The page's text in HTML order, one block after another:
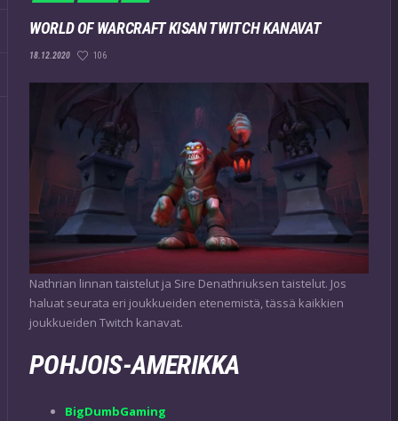
WORLD OF WARCRAFT KISAN TWITCH KANAVAT
18.12.2020 106
Nathrian linnan taistelut ja Sire Denathriuksen taistelut. Jos
haluat seurata eri joukkueiden etenemistä, tässä kaikkien
joukkueiden Twitch kanavat.
POHJOIS-AMERIKKA
BigDumbGaming